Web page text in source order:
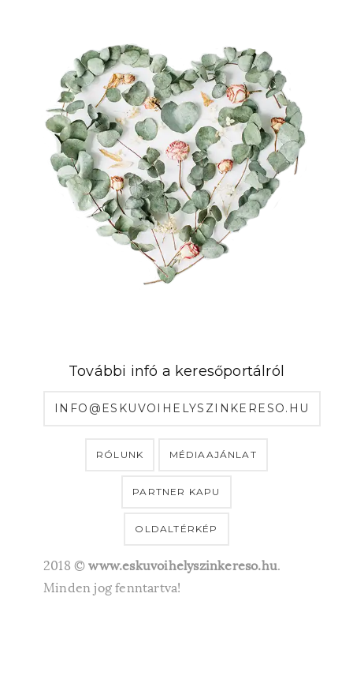
További infó a keresőportálról
INFO@ESKUVOIHELYSZINKERESO.HU
RÓLUNK MÉDIAAJÁNLAT
PARTNER KAPU
OLDALTÉRKÉP
2018 ©www.eskuvoihelyszinkereso.hu.
Minden jog fenntartva!